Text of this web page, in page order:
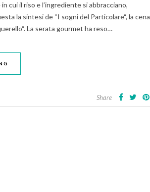
cui il riso e l’ingrediente si abbracciano,
la sintesi de “I sogni del Particolare“, la cena
La serata gourmet ha reso…
Share